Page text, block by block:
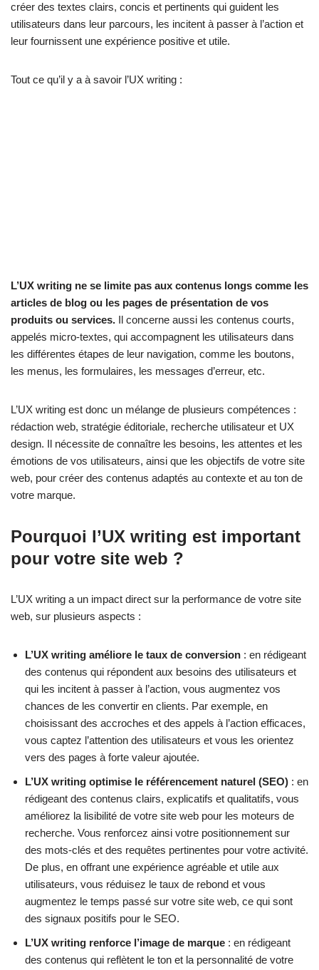
créer des textes clairs, concis et pertinents qui guident les
utilisateurs dans leur parcours, les incitent à passer à l’action et
leur fournissent une expérience positive et utile.
Tout ce qu’il y a à savoir l’UX writing :
L’UX writing ne se limite pas aux contenus longs comme les
articles de blog ou les pages de présentation de vos
produits ou services. Il concerne aussi les contenus courts,
appelés micro-textes, qui accompagnent les utilisateurs dans
les différentes étapes de leur navigation, comme les boutons,
les menus, les formulaires, les messages d’erreur, etc.
L’UX writing est donc un mélange de plusieurs compétences :
rédaction web, stratégie éditoriale, recherche utilisateur et UX
design. Il nécessite de connaître les besoins, les attentes et les
émotions de vos utilisateurs, ainsi que les objectifs de votre site
web, pour créer des contenus adaptés au contexte et au ton de
votre marque.
Pourquoi l’UX writing est important
pour votre site web ?
L’UX writing a un impact direct sur la performance de votre site
web, sur plusieurs aspects :
L’UX writing améliore le taux de conversion : en rédigeant
des contenus qui répondent aux besoins des utilisateurs et
qui les incitent à passer à l’action, vous augmentez vos
chances de les convertir en clients. Par exemple, en
choisissant des accroches et des appels à l’action efficaces,
vous captez l’attention des utilisateurs et vous les orientez
vers des pages à forte valeur ajoutée.
L’UX writing optimise le référencement naturel (SEO) : en
rédigeant des contenus clairs, explicatifs et qualitatifs, vous
améliorez la lisibilité de votre site web pour les moteurs de
recherche. Vous renforcez ainsi votre positionnement sur
des mots-clés et des requêtes pertinentes pour votre activité.
De plus, en offrant une expérience agréable et utile aux
utilisateurs, vous réduisez le taux de rebond et vous
augmentez le temps passé sur votre site web, ce qui sont
des signaux positifs pour le SEO.
L’UX writing renforce l’image de marque : en rédigeant
des contenus qui reflètent le ton et la personnalité de votre